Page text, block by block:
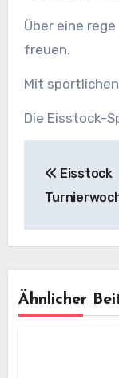
Über eine
freuen.
Mit
Die
Eisstock
Ähnlicher